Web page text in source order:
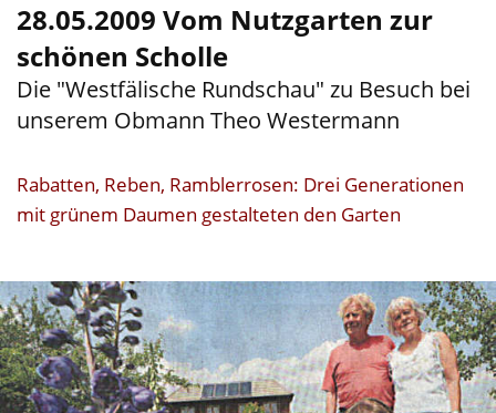
28.05.2009 Vom Nutzgarten zur
schönen Scholle
Die "Westfälische Rundschau" zu Besuch bei
unserem Obmann Theo Westermann
Rabatten, Reben, Ramblerrosen: Drei Generationen
mit grünem Daumen gestalteten den Garten